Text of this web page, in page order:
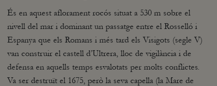
És en aquest aflorament rocós situat a 530 m sobre el
nivell del mar i dominant un passatge entre el Rosselló i
Espanya que els Romans i més tard els Visigots (segle V)
van construir el castell d’Ultrera, lloc de vigilància i de
defensa en aquells temps esvalotats per molts conflictes.
Va ser destruït el 1675, però la seva capella (la Mare de